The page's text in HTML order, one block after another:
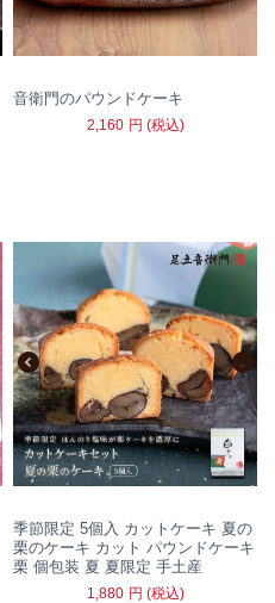
音衛門のパウンドケーキ
2,160 円 (税込)
季節限定 5個入 カットケーキ 夏の
栗のケーキ カット パウンドケーキ
栗 個包装 夏 夏限定 手土産
1,880 円 (税込)